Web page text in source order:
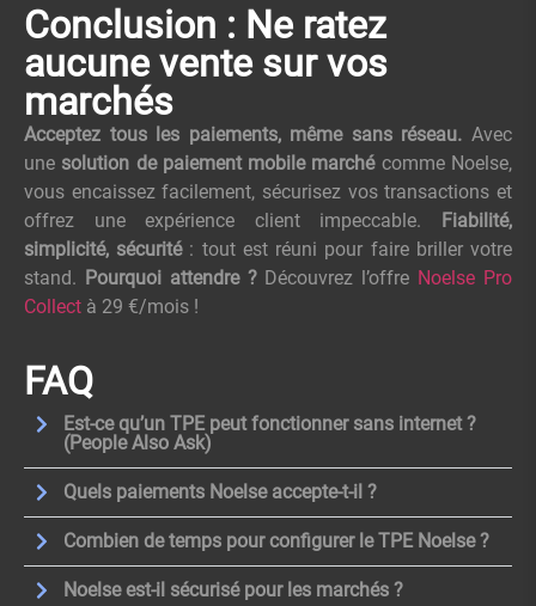
Conclusion : Ne ratez
aucune vente sur vos
marchés
Acceptez tous les paiements, même sans réseau. Avec
une solution de paiement mobile marchécomme Noelse,
vous encaissez facilement, sécurisez vos transactions et
offrez une expérience client impeccable. Fiabilité,
simplicité, sécurité: tout est réuni pour faire briller votre
stand. Pourquoi attendre ?Découvrez l’offre Noelse Pro
Collect à 29 €/mois !
FAQ
Est-ce qu’un TPE peut fonctionner sans internet ?
(People Also Ask)
Quels paiements Noelse accepte-t-il ?
Combien de temps pour configurer le TPE Noelse ?
Noelse est-il sécurisé pour les marchés ?